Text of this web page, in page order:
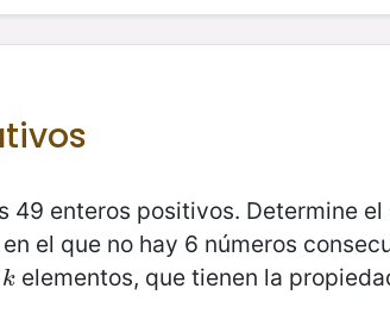
49 enteros positivos. Determine
el que no hay 6 números
k
k elementos, que tienen la